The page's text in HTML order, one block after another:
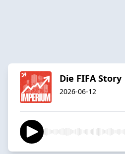
Die FIFA
2026-06-12